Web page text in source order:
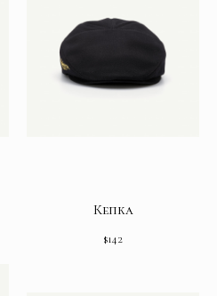
Кепка
$142